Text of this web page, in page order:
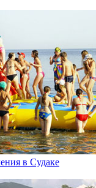
в Судаке